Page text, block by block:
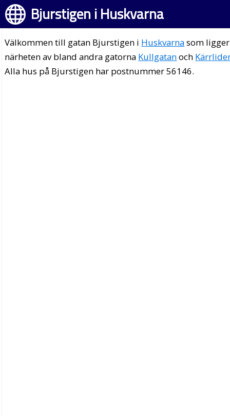
Bjurstigen i Huskvarna
Välkommen till gatan Bjurstigen i Huskvarnasom
närheten av bland andra gatorna Kullgatanoch
Alla hus på Bjurstigen har postnummer 56146.